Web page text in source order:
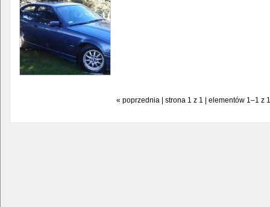
« poprzednia | strona 1 z 1 | elementów 1–1 z